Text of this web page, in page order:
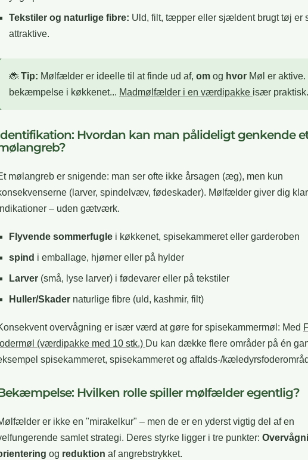
Tekstiler og naturlige fibre: Uld, filt, tæpper eller sjældent brugt tøj er
attraktive.
🐞 Tip: Mølfælder er ideelle til at finde ud af, om og hvor Møl er aktive.
bekæmpelse i køkkenet... Madmølfælder i en værdipakke især praktisk.
Hvordan kan man pålideligt genkende
mølangreb er snigende: man ser ofte ikke årsagen (æg), men kun
(larver, spindelvæv, fødeskader). Mølfælder giver dig
– uden gætværk.
Flyvende sommerfugle i køkkenet, spisekammeret eller garderoben
spind i emballage, hjørner eller på hylder
Larver (små, lyse larver) i fødevarer eller på tekstiler
Huller/Skader naturlige fibre (uld, kashmir, filt)
overvågning er især værd at gøre for spisekammermøl: Med
(værdipakke med 10 stk.) Du kan dække flere områder på én
spisekammeret, spisekammeret og affalds-/
Hvilken rolle spiller mølfælder egentlig?
er ikke en "mirakelkur" – men de er en yderst vigtig del af en
samlet strategi. Deres styrke ligger i tre punkter:
og reduktion af angrebstrykket.